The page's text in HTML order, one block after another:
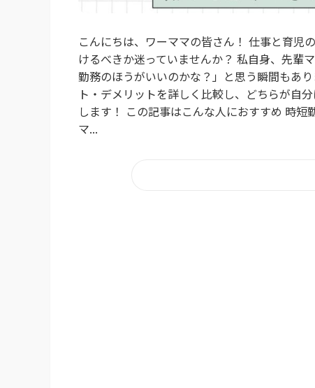
こんにちは、ワーママの皆さん！ 仕事と育児
けるべきか迷っていませんか？ 私自身、先輩
勤務のほうがいいのかな？」と思う瞬間もあ
ト・デメリットを詳しく比較し、どちらが自
します！ この記事はこんな人におすすめ 時
マ...